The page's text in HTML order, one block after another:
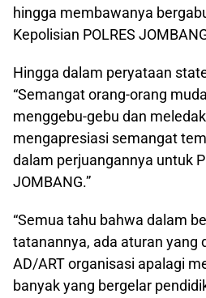
hingga membawanya
Kepolisian POLRES
Hingga dalam peryataan
“Semangat orang-orang
menggebu-gebu dan
mengapresiasi semangat
dalam perjuangannya untuk
JOMBANG.”
“Semua tahu bahwa dalam
tatanannya, ada aturan yang
AD/ART organisasi apalagi
banyak yang bergelar